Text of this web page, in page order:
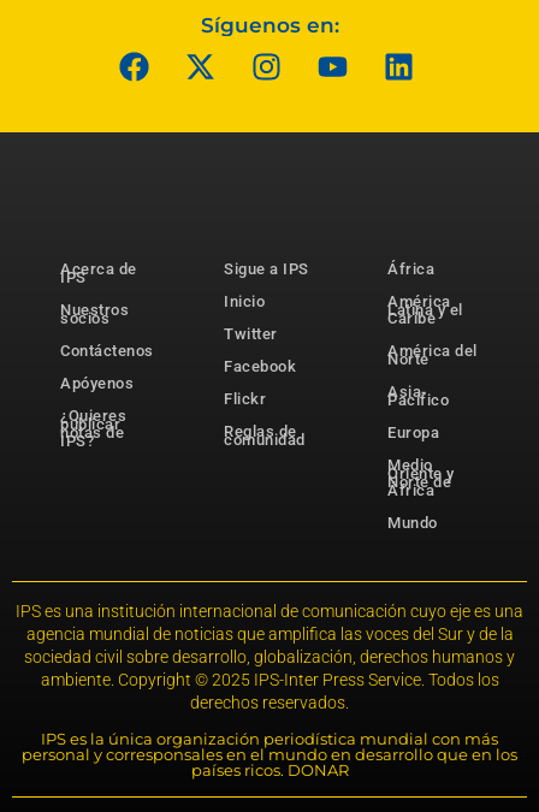
Síguenos en:
Acerca de
IPS
Nuestros
socios
Contáctenos
Apóyenos
¿Quieres
publicar
notas de
IPS?
Sigue a IPS
Inicio
Twitter
Facebook
Flickr
Reglas de
comunidad
África
América
Latina y el
Caribe
América del
Norte
Asia-
Pacífico
Europa
Medio
Oriente y
Norte de
África
Mundo
IPS es una institución internacional de comunicación cuyo eje es una
agencia mundial de noticias que amplifica las voces del Sur y de la
sociedad civil sobre desarrollo, globalización, derechos humanos y
ambiente. Copyright © 2025 IPS-Inter Press Service. Todos los
derechos reservados.
IPS es la única organización periodística mundial con más
personal y corresponsales en el mundo en desarrollo que en los
países ricos. DONAR